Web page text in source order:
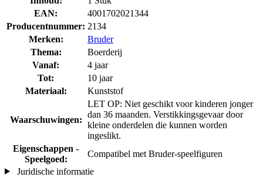
EAN:
4001702021344
Producentnummer: 2134
Merken:
Bruder
Thema:
Boerderij
Vanaf:
4 jaar
Tot:
10 jaar
Materiaal:
Kunststof
Waarschuwingen:
LET OP: Niet geschikt voor kinderen jonger
dan 36 maanden. Verstikkingsgevaar door
kleine onderdelen die kunnen worden
ingeslikt.
Eigenschappen -
Speelgoed:
Compatibel met Bruder-speelfiguren
Juridische informatie